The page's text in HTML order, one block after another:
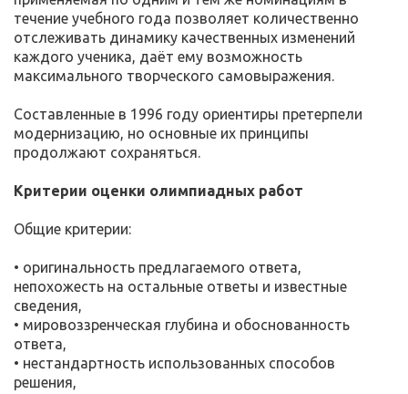
течение учебного года позволяет количественно
отслеживать динамику качественных изменений
каждого ученика, даёт ему возможность
максимального творческого самовыражения.
Составленные в 1996 году ориентиры претерпели
модернизацию, но основные их принципы
продолжают сохраняться.
Критерии оценки олимпиадных работ
Общие критерии:
• оригинальность предлагаемого ответа,
непохожесть на остальные ответы и известные
сведения,
• мировоззренческая глубина и обоснованность
ответа,
• нестандартность использованных способов
решения,